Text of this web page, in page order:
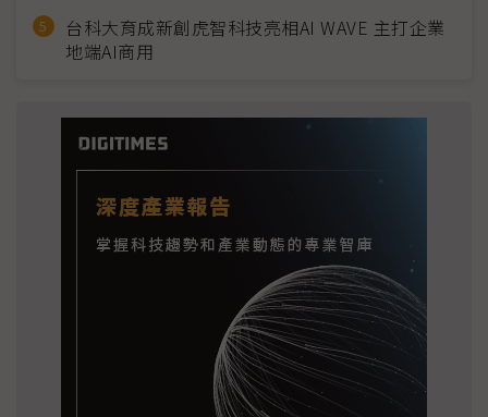
台科大育成新創虎智科技亮相AI WAVE 主打企業
地端AI商用